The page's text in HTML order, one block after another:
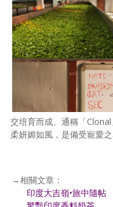
交培育而成、通稱「
柔妍媚如風，是備受寵愛
→相關文章：
印度大吉嶺•旅中隨帖